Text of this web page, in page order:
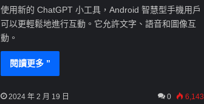
使用新的 ChatGPT 小工具，Android 智慧型手機用戶
可以更輕鬆地進行互動。它允許文字、語音和圖像互
動。
閱讀更多 ”
2024 年 2 月 19 日 0 6,143